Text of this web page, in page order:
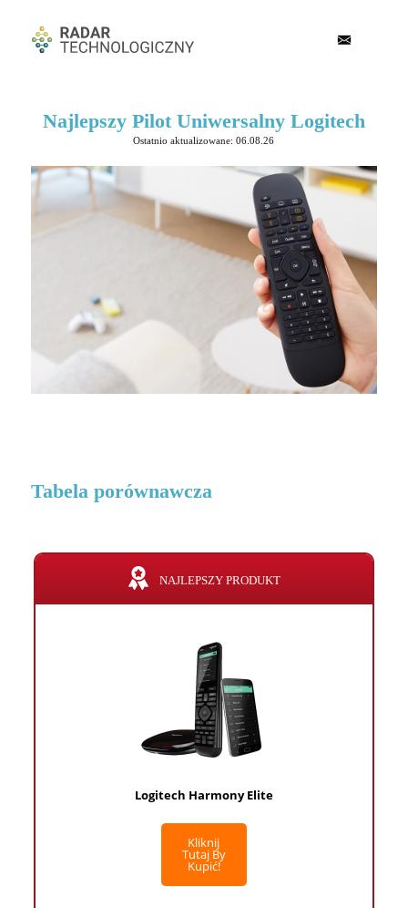
Najlepszy Pilot Uniwersalny Logitech
Ostatnio aktualizowane: 06.08.26
Tabela porównawcza
NAJLEPSZY PRODUKT
Logitech Harmony Elite
Kliknij
Tutaj By
Kupić!